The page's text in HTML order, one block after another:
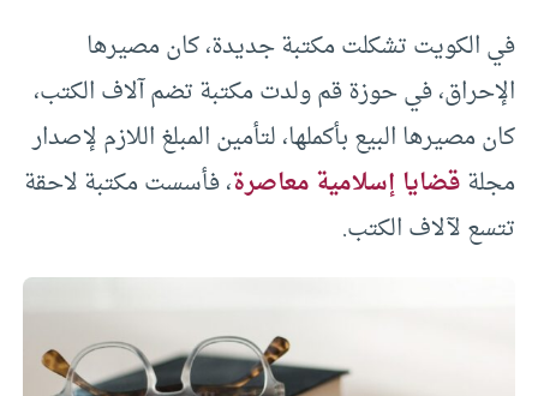
في الكويت تشكلت مكتبة جديدة، كان مصيرها
الإحراق، في حوزة قم ولدت مكتبة تضم آلاف الكتب،
كان مصيرها البيع بأكملها، لتأمين المبلغ اللازم لإصدار
مجلةقضايا إسلامية معاصرة، فأسست مكتبة لاحقة
تتسع لآلاف الكتب.